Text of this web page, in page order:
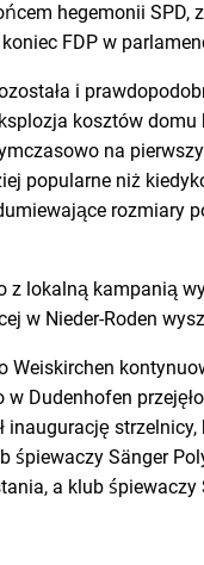
hegemonii
FDP w
i
kosztów
na
popularne niż
z lokalną kampanią
w Nieder-Roden
Dudenhofen
śpiewaczy Sänger
a klub